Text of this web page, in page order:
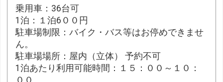
乗用車：36台可
1泊：１泊6００円
駐車場制限：バイク・バス等はお停めできませ
ん。
駐車場場所：屋内（立体） 予約不可
1泊あたり利用可能時間：１５：００～１０：